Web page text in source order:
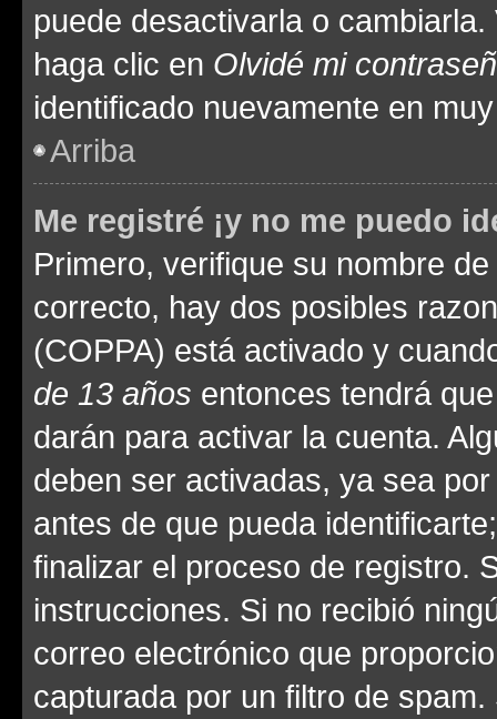
puede desactivarla o
haga clic en Olvidé mi
identificado nuevamente en
Arriba
Me registré ¡y no me puedo
Primero, verifique su nombre
correcto, hay dos posibles
(COPPA) está activado y
de 13 años entonces tendrá
darán para activar la cuenta.
deben ser activadas, ya sea
antes de que pueda
finalizar el proceso de registro.
instrucciones. Si no recibió
correo electrónico que
capturada por un filtro de